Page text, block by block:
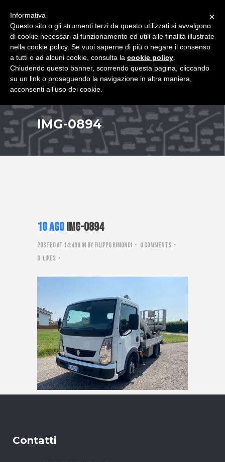
IMG-0894
10 AgoIMG-0894
Posted at 14:49hin by Filippo Rimondi
0 Comments
0 Likes
Contatti
×
Informativa
Questo sito o gli strumenti terzi da questo utilizzati si avvalgono
di cookie necessari al funzionamento ed utili alle finalità illustrate
nella cookie policy. Se vuoi saperne di più o negare il consenso
a tutti o ad alcuni cookie, consulta la cookie policy
Chiudendo questo banner, scorrendo questa pagina, cliccando
su un link o proseguendo la navigazione in altra maniera,
acconsenti all’uso dei cookie.